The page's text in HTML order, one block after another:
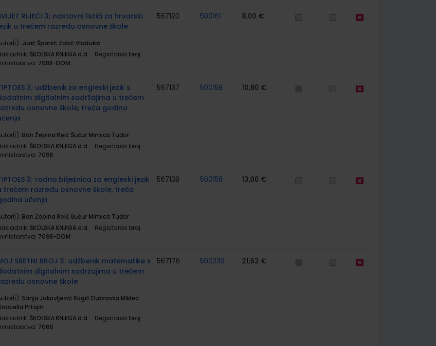
RIJEČI 3; nastavni listići za hrvatski
u trećem razredu osnovne škole
Jurić Španić Zokić Vladušić
ŠKOLSKA KNJIGA d.d.
Registarski broj
7088-DOM
567120 500161 8,00 €
3; udžbenik za engleski jezik s
digitalnim sadržajima u trećem
osnovne škole, treća godina
Ban Žepina Reić Šućur Mimica Tudor
ŠKOLSKA KNJIGA d.d.
Registarski broj
7098
567137 500158 10,80 €
3; radna bilježnica za engleski jezik
trećem razredu osnovne škole, treća
učenja
Ban Žepina Reić Šućur Mimica Tudor
ŠKOLSKA KNJIGA d.d.
Registarski broj
7098-DOM
567138 500158 13,00 €
SRETNI BROJ 3; udžbenik matematike s
digitalnim sadržajima u trećem
osnovne škole
Sanja Jakovljević Rogić Dubravka Miklec
Prtajin
ŠKOLSKA KNJIGA d.d.
Registarski broj
7060
567176 500239 21,62 €